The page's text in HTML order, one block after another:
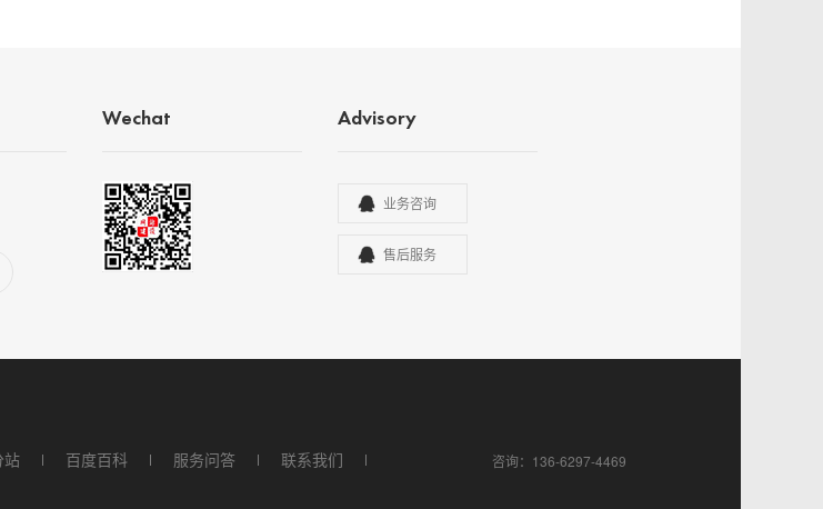
Wechat Advisory
业务咨询
售后服务
站 百度百科 服务问答 联系我们 咨询：136-6297-4469